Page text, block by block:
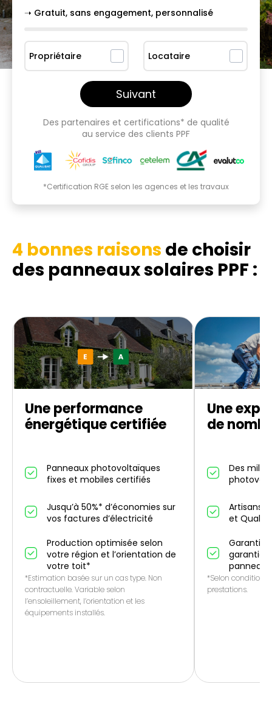
➝ Gratuit, sans engagement, personnalisé
Propriétaire Locataire
Suivant
Des partenaires et certifications* de qualité
au service des clients PPF
*Certification RGE selon les agences et les travaux
4 bonnes raisons de choisir
des panneaux solaires PPF :
Une performance
énergétique certifiée
Panneaux photovoltaïques
fixes et mobiles certifiés
Jusqu’à 50%* d’économies sur
vos factures d’électricité
Production optimisée selon
votre région et l’orientation de
votre toit*
*Estimation basée sur un cas type. Non
contractuelle. Variable selon
l’ensoleillement, l’orientation et les
équipements installés.
Une
de
Des
Artisans
et QualiPV
Garantie
garantie
panneaux
*Selon conditions
prestations.